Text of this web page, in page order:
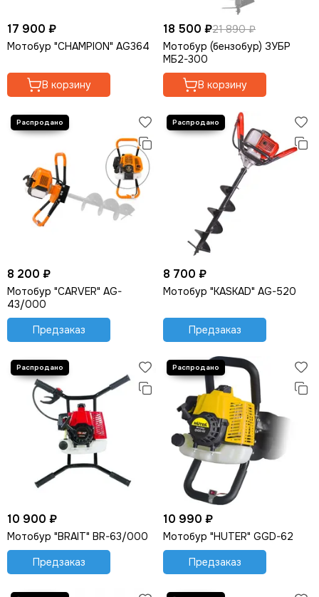
17 900 ₽
Мотобур "CHAMPION" AG364
В корзину
18 500 ₽21 890 ₽
Мотобур (бензобур) ЗУБР
МБ2-300
В корзину
8 200 ₽
Мотобур "CARVER" AG-
43/000
Предзаказ
8 700 ₽
Мотобур "KASKAD" AG-520
Предзаказ
10 900 ₽
Мотобур "BRAIT" BR-63/000
Предзаказ
10 990 ₽
Мотобур "HUTER" GGD-62
Предзаказ